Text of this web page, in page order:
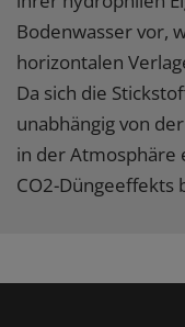
Bodenwasser vor,
horizontalen
Da sich die
unabhängig von
in der Atmosphäre
CO2-Düngeeffekts